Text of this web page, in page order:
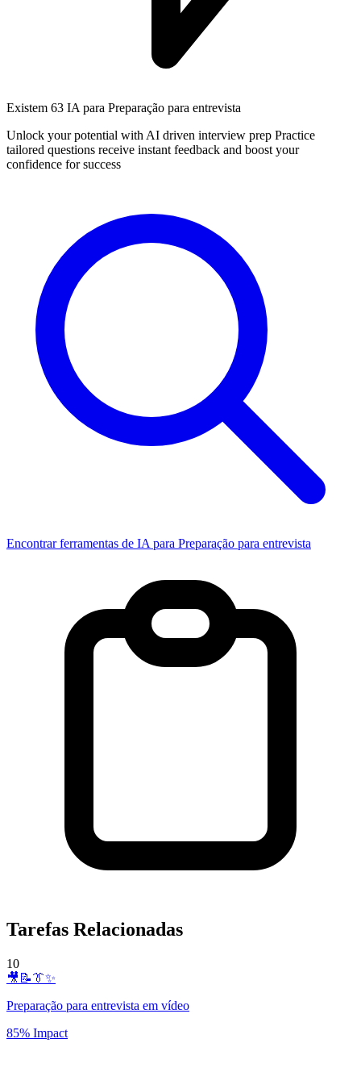
Existem 63 IA para Preparação para entrevista
Unlock your potential with AI driven interview prep Practice
tailored questions receive instant feedback and boost your
confidence for success
Encontrar ferramentas de IA para Preparação para entrevista
Tarefas Relacionadas
10
🎥📝👔✨
Preparação para entrevista em vídeo
85% Impact